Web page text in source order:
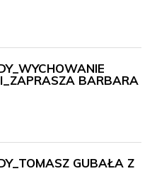
BARBARA
GUBAŁA Z